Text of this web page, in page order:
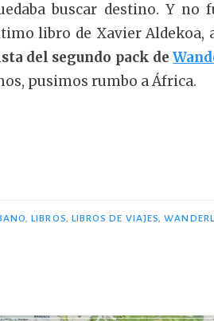
buscar destino. Y no
libro de Xavier Aldekoa,
del segundo pack de
pusimos rumbo a África.
,LIBROS, LIBROS DE VIAJES,